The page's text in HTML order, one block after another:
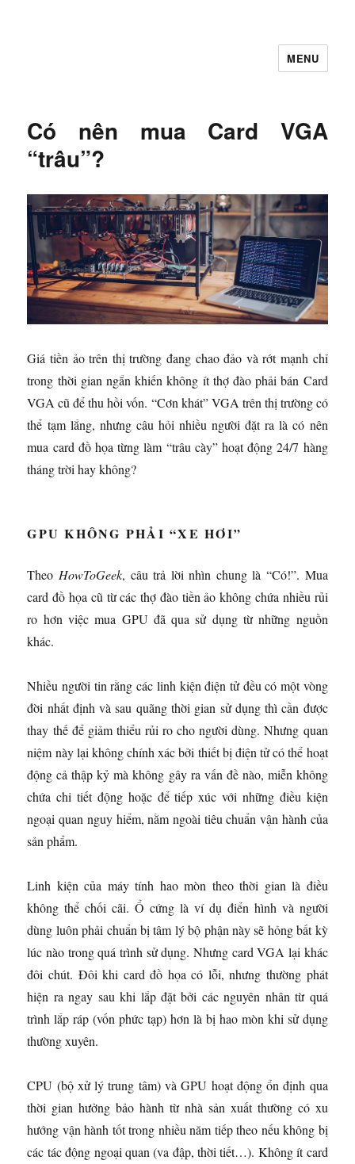
MENU
Có nên mua Card VGA
“trâu”?
Giá tiền ảo trên thị trường đang chao đảo và rớt mạnh chỉ
trong thời gian ngắn khiến không ít thợ đào phải bán Card
VGA cũ để thu hồi vốn. “Cơn khát” VGA trên thị trường có
thể tạm lắng, nhưng câu hỏi nhiều người đặt ra là có nên
mua card đồ họa từng làm “trâu cày” hoạt động 24/7 hàng
tháng trời hay không?
GPU KHÔNG PHẢI “XE HƠI”
Theo HowToGeek, câu trả lời nhìn chung là “Có!”. Mua
card đồ họa cũ từ các thợ đào tiền ảo không chứa nhiều rủi
ro hơn việc mua GPU đã qua sử dụng từ những nguồn
khác.
Nhiều người tin rằng các linh kiện điện tử đều có một vòng
đời nhất định và sau quãng thời gian sử dụng thì cần được
thay thế để giảm thiểu rủi ro cho người dùng. Nhưng quan
niệm này lại không chính xác bởi thiết bị điện tử có thể hoạt
động cả thập kỷ mà không gây ra vấn đề nào, miễn không
chứa chi tiết động hoặc để tiếp xúc với những điều kiện
ngoại quan nguy hiểm, nằm ngoài tiêu chuẩn vận hành của
sản phẩm.
Linh kiện của máy tính hao mòn theo thời gian là điều
không thể chối cãi. Ổ cứng là ví dụ điển hình và người
dùng luôn phải chuẩn bị tâm lý bộ phận này sẽ hỏng bất kỳ
lúc nào trong quá trình sử dụng. Nhưng card VGA lại khác
đôi chút. Đôi khi card đồ họa có lỗi, nhưng thường phát
hiện ra ngay sau khi lắp đặt bởi các nguyên nhân từ quá
trình lắp ráp (vốn phức tạp) hơn là bị hao mòn khi sử dụng
thường xuyên.
CPU (bộ xử lý trung tâm) và GPU hoạt động ổn định qua
thời gian hưởng bảo hành từ nhà sản xuất thường có xu
hướng vận hành tốt trong nhiều năm tiếp theo nếu không bị
các tác động ngoại quan (va đập, thời tiết…). Không ít card